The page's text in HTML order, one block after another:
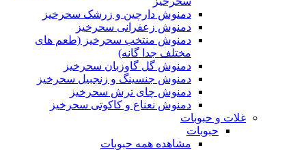
دمنوش دارچین و زرشک سحرخیز
دمنوش زعفرانی سحرخیز
دمنوش منتخب سحرخیز (طعم های
مختلف جدا گانه)
دمنوش گل گاوزبان سحرخیز
دمنوش جنسینگ و زنجبیل سحرخیز
دمنوش چای ترش سحرخیز
دمنوش نعناع و کاکوتی سحرخیز
غلات و حبوبات
حبوبات
مشاهده همه حبوبات